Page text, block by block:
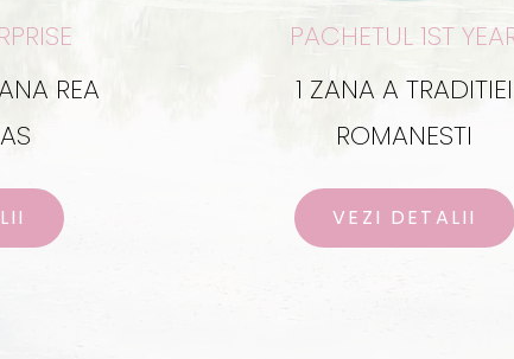
REA
PACHETUL 1ST
1 ZANA A TRADITIEI
ROMANESTI
VEZI DETALII